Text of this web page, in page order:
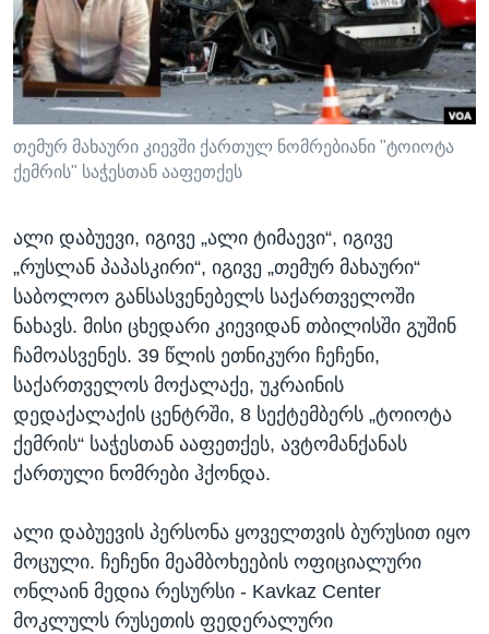
ᲡᲢᲣᲓᲘᲐ ᲕᲐᲨᲘᲜᲒᲢᲝᲜᲘ
ᲔᲙᲝᲜᲝᲛᲘᲙᲐ
ᲯᲐᲜᲛᲠᲗᲔᲚᲝᲑᲐ
ᲛᲔᲪᲜᲘᲔᲠᲔᲑᲐ
ᲘᲜᲢᲔᲠᲕᲘᲣ
ᲙᲣᲚᲢᲣᲠᲐ
ᲓᲔᲖᲘᲜᲤᲝᲠᲛᲐᲪᲘᲐ
Learning English
ᲗᲕᲐᲚᲘ ᲒᲕᲐᲓᲔᲕᲜᲔᲗ
თემურ მახაური კიევში ქართულ ნომრებიანი "ტოიოტა
ქემრის" საჭესთან ააფეთქეს
ალი დაბუევი, იგივე „ალი ტიმაევი“, იგივე
„რუსლან პაპასკირი“, იგივე „თემურ მახაური“
საბოლოო განსასვენებელს საქართველოში
ნახავს. მისი ცხედარი კიევიდან თბილისში გუშინ
ჩამოასვენეს. 39 წლის ეთნიკური ჩეჩენი,
საქართველოს მოქალაქე, უკრაინის
დედაქალაქის ცენტრში, 8 სექტემბერს „ტოიოტა
ქემრის“ საჭესთან ააფეთქეს, ავტომანქანას
ქართული ნომრები ჰქონდა.
ალი დაბუევის პერსონა ყოველთვის ბურუსით იყო
მოცული. ჩეჩენი მეამბოხეების ოფიციალური
ონლაინ მედია რესურსი - Kavkaz Center
მოკლულს რუსეთის ფედერალური